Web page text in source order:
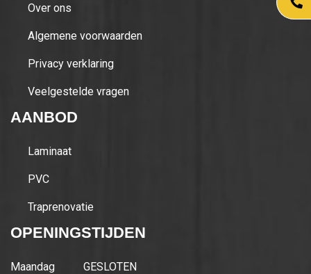
Over ons
Algemene voorwaarden
Privacy verklaring
Veelgestelde vragen
AANBOD
Laminaat
PVC
Traprenovatie
OPENINGSTIJDEN
Maandag GESLOTEN